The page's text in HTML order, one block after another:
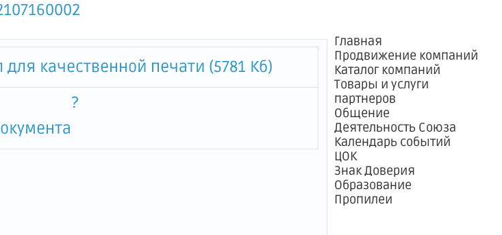
Главная
Продвижение компаний
Каталог компаний
Товары и услуги
партнеров
Общение
Деятельность Союза
Календарь событий
ЦОК
Знак Доверия
Образование
Пропилеи
отношений"
для качественной печати (5781 Кб)
?